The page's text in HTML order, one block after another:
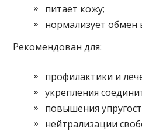
питает кожу;
нормализует обмен
Рекомендован для:
профилактики и
укрепления
повышения
нейтрализации